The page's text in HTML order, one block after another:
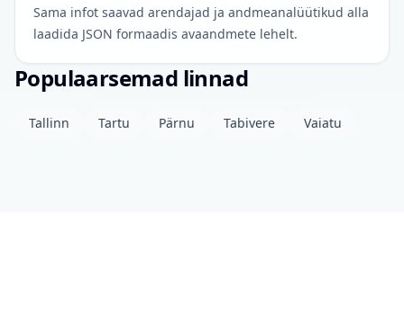
Sama infot saavad arendajad ja andmeanalüütikud alla
laadida JSON formaadis avaandmete lehelt.
Populaarsemad linnad
Tallinn Tartu Pärnu Tabivere Vaiatu